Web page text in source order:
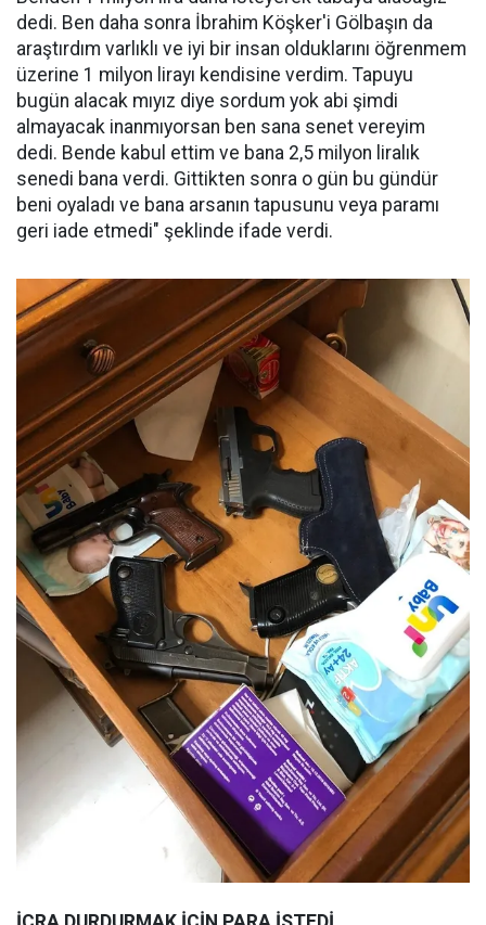
dedi. Ben daha sonra İbrahim Köşker'i Gölbaşın da
araştırdım varlıklı ve iyi bir insan olduklarını öğrenmem
üzerine 1 milyon lirayı kendisine verdim. Tapuyu
bugün alacak mıyız diye sordum yok abi şimdi
almayacak inanmıyorsan ben sana senet vereyim
dedi. Bende kabul ettim ve bana 2,5 milyon liralık
senedi bana verdi. Gittikten sonra o gün bu gündür
beni oyaladı ve bana arsanın tapusunu veya paramı
geri iade etmedi" şeklinde ifade verdi.